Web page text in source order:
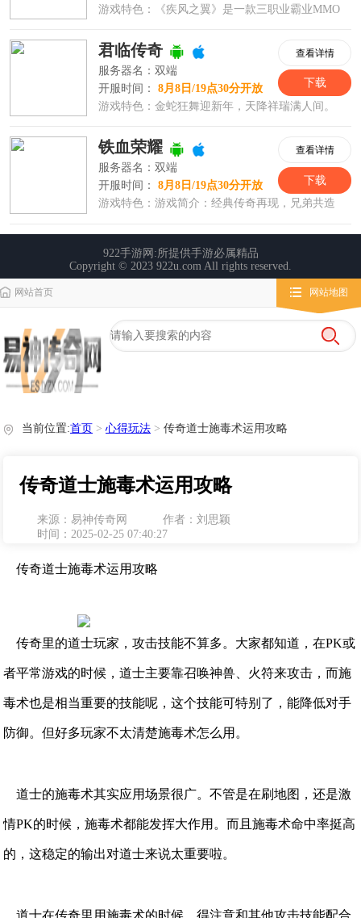
网站首页 网站地图
栏目导航
微变传奇
传奇攻略
心得玩法
当前位置:首页 > 心得玩法 > 传奇道士施毒术运用攻略
传奇道士施毒术运用攻略
来源：易神传奇网
作者：刘思颖
时间：2025-02-25 07:40:27
传奇道士施毒术运用攻略
传奇里的道士玩家，攻击技能不算多。大家都知道，在PK或
者平常游戏的时候，道士主要靠召唤神兽、火符来攻击，而施
毒术也是相当重要的技能呢，这个技能可特别了，能降低对手
防御。但好多玩家不太清楚施毒术怎么用。
道士的施毒术其实应用场景很广。不管是在刷地图，还是激
情PK的时候，施毒术都能发挥大作用。而且施毒术命中率挺高
的，这稳定的输出对道士来说太重要啦。
道士在传奇里用施毒术的时候，得注意和其他攻击技能配合